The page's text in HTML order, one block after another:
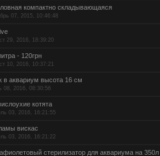
компактно складывающаяся
07, 2015, 10:46:48
29, 2016, 18:39:20
- 120грн
10, 2016, 10:37:21
в аквариум высота 16 см
08, 2016, 08:30:56
котята
03, 2016, 16:21:55
вискас
03, 2016, 16:21:22
стерилизатор для аквариума на 350л